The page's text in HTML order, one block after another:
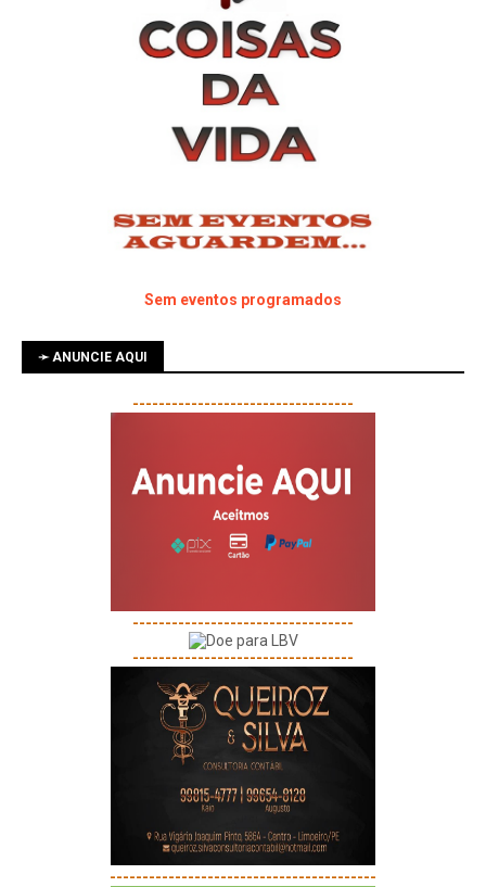
Sem eventos programados
➛ ANUNCIE AQUI
----------------------------------
----------------------------------
----------------------------------
-----------------------------------------